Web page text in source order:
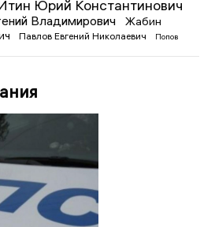
Юрий Константинович
Владимирович
Жабин
Павлов Евгений Николаевич
Попов